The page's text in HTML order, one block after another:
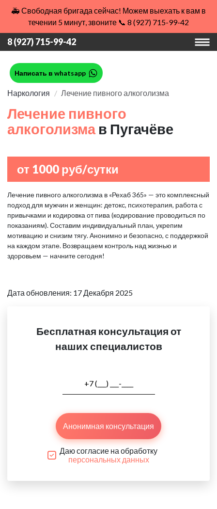
🚑 Свободная бригада сейчас! Можем выехать к вам в
течении 5 минут, звоните 📞 8 (927) 715-99-42
8 (927) 715-99-42
Написать в whatsapp
Наркология Лечение пивного алкоголизма
Лечение пивного
алкоголизма в Пугачёве
от 1000 руб/сутки
Лечение пивного алкоголизма в «Рехаб 365» — это комплексный
подход для мужчин и женщин: детокс, психотерапия, работа с
привычками и кодировка от пива (кодирование проводиться по
показаниям). Составим индивидуальный план, укрепим
мотивацию и снизим тягу. Анонимно и безопасно, с поддержкой
на каждом этапе. Возвращаем контроль над жизнью и
здоровьем — начните сегодня!
Дата обновления: 17 Декабря 2025
Бесплатная консультация от
наших специалистов
Анонимная консультация
Даю согласие на обработку
персональных данных